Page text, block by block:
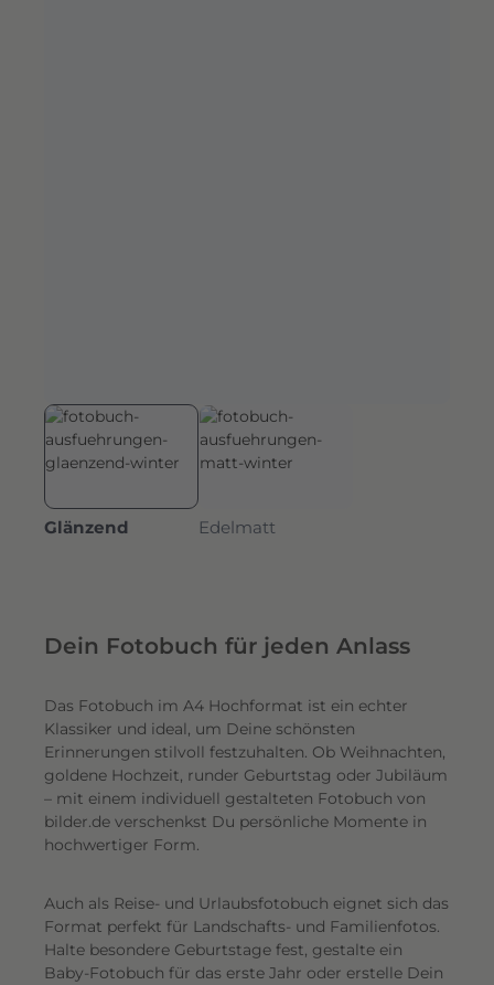
Glänzend Edelmatt
Dein Fotobuch für jeden Anlass
Das Fotobuch im A4 Hochformat ist ein echter
Klassiker und ideal, um Deine schönsten
Erinnerungen stilvoll festzuhalten. Ob Weihnachten,
goldene Hochzeit, runder Geburtstag oder Jubiläum
– mit einem individuell gestalteten Fotobuch von
bilder.de verschenkst Du persönliche Momente in
hochwertiger Form.
Auch als Reise- und Urlaubsfotobuch eignet sich das
Format perfekt für Landschafts- und Familienfotos.
Halte besondere Geburtstage fest, gestalte ein
Baby-Fotobuch für das erste Jahr oder erstelle Dein